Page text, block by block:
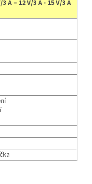
A – 12 V/3 A - 15 V/3 A